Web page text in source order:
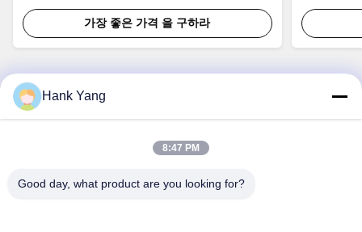
XE20 XE30 2005-2022용 칼리퍼 부품
가장 좋은 가격 을 구하라
빠른 연결
동영상 뉴스
Hank Yang
8:47 PM
Good day, what product are you looking for?